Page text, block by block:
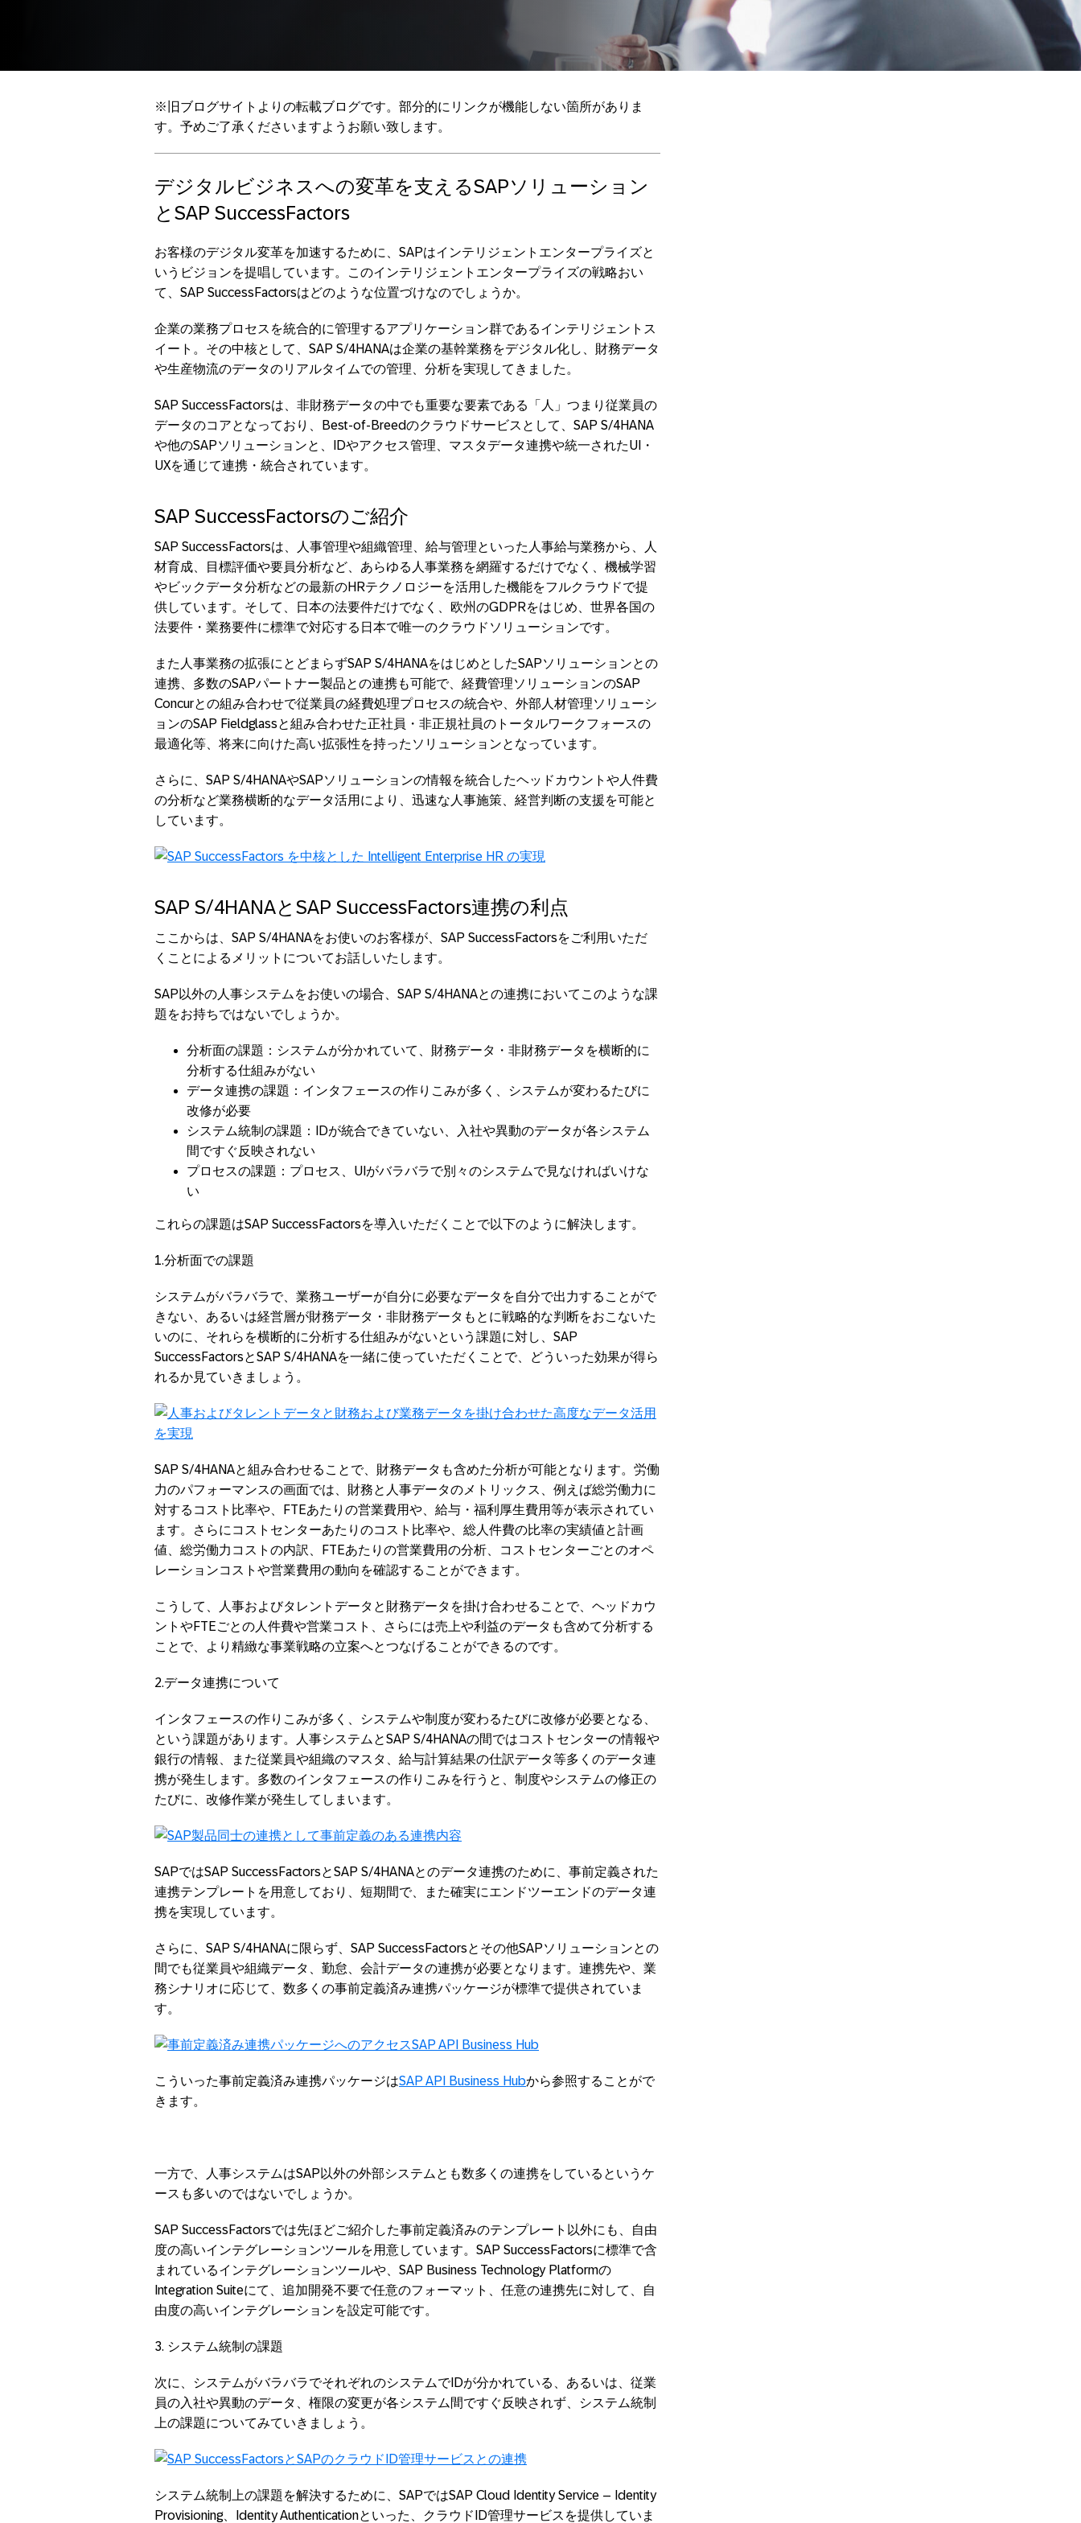
※旧ブログサイトよりの転載ブログです。部分的にリンクが機能しない箇所がありま
す。予めご了承くださいますようお願い致します。
デジタルビジネスへの変革を支えるSAPソリューション
とSAP SuccessFactors
お客様のデジタル変革を加速するために、SAPはインテリジェントエンタープライズと
いうビジョンを提唱しています。このインテリジェントエンタープライズの戦略おい
て、SAP SuccessFactorsはどのような位置づけなのでしょうか。
企業の業務プロセスを統合的に管理するアプリケーション群であるインテリジェントス
イート。その中核として、SAP S/4HANAは企業の基幹業務をデジタル化し、財務データ
や生産物流のデータのリアルタイムでの管理、分析を実現してきました。
SAP SuccessFactorsは、非財務データの中でも重要な要素である「人」つまり従業員の
データのコアとなっており、Best-of-Breedのクラウドサービスとして、SAP S/4HANA
や他のSAPソリューションと、IDやアクセス管理、マスタデータ連携や統一されたUI・
UXを通じて連携・統合されています。
SAP SuccessFactorsのご紹介
SAP SuccessFactorsは、人事管理や組織管理、給与管理といった人事給与業務から、人
材育成、目標評価や要員分析など、あらゆる人事業務を網羅するだけでなく、機械学習
やビックデータ分析などの最新のHRテクノロジーを活用した機能をフルクラウドで提
供しています。そして、日本の法要件だけでなく、欧州のGDPRをはじめ、世界各国の
法要件・業務要件に標準で対応する日本で唯一のクラウドソリューションです。
また人事業務の拡張にとどまらずSAP S/4HANAをはじめとしたSAPソリューションとの
連携、多数のSAPパートナー製品との連携も可能で、経費管理ソリューションのSAP
Concurとの組み合わせで従業員の経費処理プロセスの統合や、外部人材管理ソリューシ
ョンのSAP Fieldglassと組み合わせた正社員・非正規社員のトータルワークフォースの
最適化等、将来に向けた高い拡張性を持ったソリューションとなっています。
さらに、SAP S/4HANAやSAPソリューションの情報を統合したヘッドカウントや人件費
の分析など業務横断的なデータ活用により、迅速な人事施策、経営判断の支援を可能と
しています。
SAP S/4HANAとSAP SuccessFactors連携の利点
ここからは、SAP S/4HANAをお使いのお客様が、SAP SuccessFactorsをご利用いただ
くことによるメリットについてお話しいたします。
SAP以外の人事システムをお使いの場合、SAP S/4HANAとの連携においてこのような課
題をお持ちではないでしょうか。
分析面の課題：システムが分かれていて、財務データ・非財務データを横断的に
分析する仕組みがない
データ連携の課題：インタフェースの作りこみが多く、システムが変わるたびに
改修が必要
システム統制の課題：IDが統合できていない、入社や異動のデータが各システム
間ですぐ反映されない
プロセスの課題：プロセス、UIがバラバラで別々のシステムで見なければいけな
い
これらの課題はSAP SuccessFactorsを導入いただくことで以下のように解決します。
1.分析面での課題
システムがバラバラで、業務ユーザーが自分に必要なデータを自分で出力することがで
きない、あるいは経営層が財務データ・非財務データもとに戦略的な判断をおこないた
いのに、それらを横断的に分析する仕組みがないという課題に対し、SAP
SuccessFactorsとSAP S/4HANAを一緒に使っていただくことで、どういった効果が得ら
れるか見ていきましょう。
SAP S/4HANAと組み合わせることで、財務データも含めた分析が可能となります。労働
力のパフォーマンスの画面では、財務と人事データのメトリックス、例えば総労働力に
対するコスト比率や、
FTEあたりの営業費用や、給与・福利厚生費用等が表示されてい
ます。さらにコストセンターあたりのコスト比率や、総人件費の比率の実績値と計画
値、総労働力コストの内訳、
FTEあたりの営業費用の分析、コストセンターごとのオペ
レーションコストや営業費用の動向を確認することができます。
こうして、人事およびタレントデータと財務データを掛け合わせることで、ヘッドカウ
ントやFTEごとの人件費や営業コスト、さらには売上や利益のデータも含めて分析する
ことで、より精緻な事業戦略の立案へとつなげることができるのです。
2.データ連携について
インタフェースの作りこみが多く、システムや制度が変わるたびに改修が必要となる、
という課題があります。人事システムとSAP S/4HANAの間ではコストセンターの情報や
銀行の情報、また従業員や組織のマスタ、給与計算結果の仕訳データ等多くのデータ連
携が発生します。多数のインタフェースの作りこみを行うと、制度やシステムの修正の
たびに、改修作業が発生してしまいます。
SAPではSAP SuccessFactorsとSAP S/4HANAとのデータ連携のために、事前定義された
連携テンプレートを用意しており、短期間で、また確実にエンドツーエンドのデータ連
携を実現しています。
さらに、SAP S/4HANAに限らず、SAP SuccessFactorsとその他SAPソリューションとの
間でも従業員や組織データ、勤怠、会計データの連携が必要となります。連携先や、業
務シナリオに応じて、数多くの事前定義済み連携パッケージが標準で提供されていま
す。
こういった事前定義済み連携パッケージはSAP API Business Hubから参照することがで
きます。
一方で、人事システムはSAP以外の外部システムとも数多くの連携をしているというケ
ースも多いのではないでしょうか。
SAP SuccessFactorsでは先ほどご紹介した事前定義済みのテンプレート以外にも、自由
度の高いインテグレーションツールを用意しています。 SAP SuccessFactorsに標準で含
まれているインテグレーションツールや、 SAP Business Technology Platformの
Integration Suiteにて、追加開発不要で任意のフォーマット、任意の連携先に対して、自
由度の高いインテグレーションを設定可能です。
3. システム統制の課題
次に、システムがバラバラでそれぞれのシステムでIDが分かれている、あるいは、従業
員の入社や異動のデータ、権限の変更が各システム間ですぐ反映されず、システム統制
上の課題についてみていきましょう。
システム統制上の課題を解決するために、 SAPではSAP Cloud Identity Service – Identity
Provisioning、 Identity Authenticationといった、クラウド ID管理サービスを提供していま